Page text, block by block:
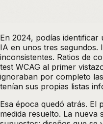
En 2024, podías
IA en unos tres segundos.
inconsistentes. Ratios de
test WCAG al primer
ignoraban por completo
tenían sus propias listas
Esa época quedó atrás. El
medida resuelto. La nueva